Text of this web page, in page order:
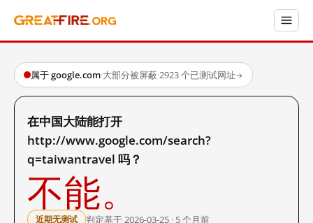
属于 google.com·大部分被屏蔽·2923 个已测试网址→
在中国大陆能打开
http://www.google.com/search?
q=taiwantravel 吗？
不能。
近期无测试 判定基于 2026-03-25 · 5 个月前